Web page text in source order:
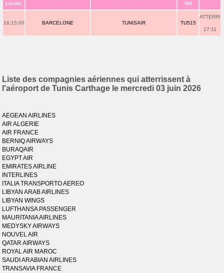
Locale Vol
16:15:00 BARCELONE TUNISAIR TU515
ATTERRI
17:11
Liste des compagnies aériennes qui atterrissent à
l'aéroport de Tunis Carthage le mercredi 03 juin 2026
AEGEAN AIRLINES
AIR ALGERIE
AIR FRANCE
BERNIQ AIRWAYS
BURAQAIR
EGYPT AIR
EMIRATES AIRLINE
INTERLINES
ITALIA TRANSPORTO AEREO
LIBYAN ARAB AIRLINES
LIBYAN WINGS
LUFTHANSA PASSENGER
MAURITANIA AIRLINES
MEDYSKY AIRWAYS
NOUVEL AIR
QATAR AIRWAYS
ROYAL AIR MAROC
SAUDI ARABIAN AIRLINES
TRANSAVIA FRANCE